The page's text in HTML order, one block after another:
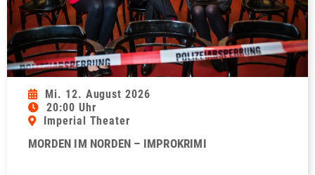
Mi. 12. August 2026
20:00 Uhr
Imperial Theater
MORDEN IM NORDEN – IMPROKRIMI